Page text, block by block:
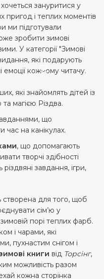
зануритися у
пригод і теплих моментів
ми підготували
зробити зимові
У категорії "Зимові
які подарують
емоції кожному читачу.
які знайомлять дітей із
магією Різдва.
що
на канікулах.
, що допомагають
творчі здібності
завдання, ігри,
для того, щоб
сім’ю у
порі теплих фарб.
і чарами, які
пухнастим снігом і
книги від Торсінг,
можливість разом
кожна сторінка